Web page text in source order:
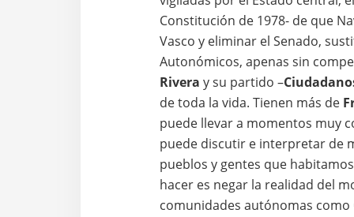
Constitución de 1978- de que
Vasco y eliminar el Senado,
Autonómicos, apenas sin
Rivera y su partido –
de toda la vida. Tienen más de
puede llevar a momentos muy
puede discutir e interpretar de
pueblos y gentes que
hacer es negar la realidad del
comunidades autónomas como